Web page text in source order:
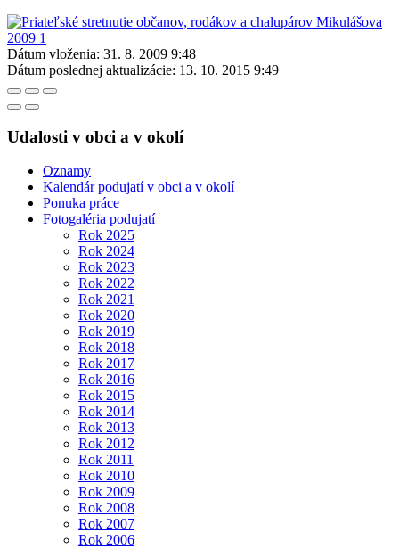
Dátum vloženia: 31. 8. 2009 9:48
Dátum poslednej aktualizácie: 13. 10. 2015 9:49
Udalosti v obci a v okolí
Oznamy
Kalendár podujatí v obci a v okolí
Ponuka práce
Fotogaléria podujatí
Rok 2025
Rok 2024
Rok 2023
Rok 2022
Rok 2021
Rok 2020
Rok 2019
Rok 2018
Rok 2017
Rok 2016
Rok 2015
Rok 2014
Rok 2013
Rok 2012
Rok 2011
Rok 2010
Rok 2009
Rok 2008
Rok 2007
Rok 2006